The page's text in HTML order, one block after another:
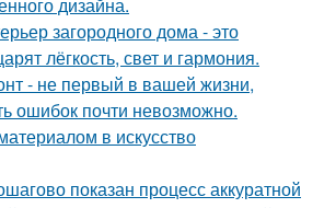
загородного дома - это
лёгкость, свет и гармония.
- не первый в вашей жизни,
ошибок почти невозможно.
в искусство
показан процесс аккуратной